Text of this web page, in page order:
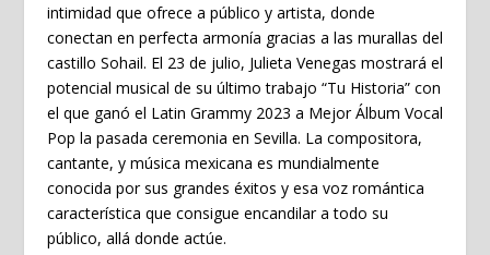
intimidad que ofrece a público y artista, donde
conectan en perfecta armonía gracias a las murallas del
castillo Sohail. El 23 de julio, Julieta Venegas mostrará el
potencial musical de su último trabajo “Tu Historia” con
el que ganó el Latin Grammy 2023 a Mejor Álbum Vocal
Pop la pasada ceremonia en Sevilla. La compositora,
cantante, y música mexicana es mundialmente
conocida por sus grandes éxitos y esa voz romántica
característica que consigue encandilar a todo su
público, allá donde actúe.